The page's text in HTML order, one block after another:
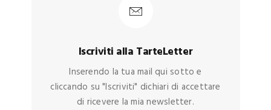
Iscriviti alla TarteLetter
Inserendo la tua mail qui sotto e
cliccando su "Iscriviti" dichiari di accettare
di ricevere la mia newsletter.